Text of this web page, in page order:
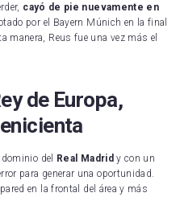
Real Valladolid
Sevilla FC
Villarreal CF
cayó de pie nuevamente en
por el Bayern Múnich en la final
manera, Reus fue una vez más el
de Europa,
del Real Madrid y con un
para generar una oportunidad.
en la frontal del área y más